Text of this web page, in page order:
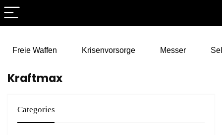
Freie Waffen Krisenvorsorge Messer
Kraftmax
Categories